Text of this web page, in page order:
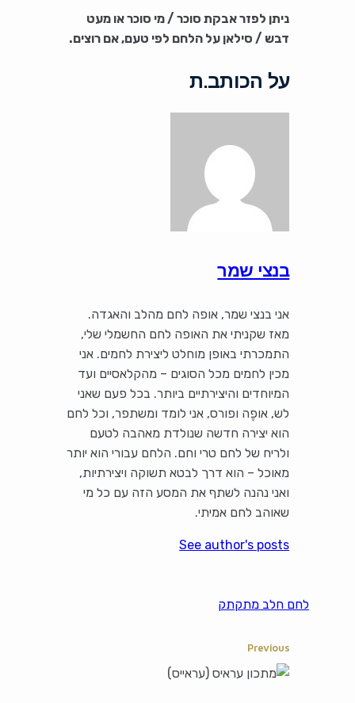
ניתן לפזר אבקת סוכר / מי סוכר או מעט
דבש / סילאן על הלחם לפי טעם, אם רוצים.
על הכותב.ת
בנצי שמר
אני בנצי שמר, אופה לחם מהלב והאגדה.
מאז שקניתי את האופה לחם החשמלי שלי,
התמכרתי באופן מוחלט ליצירת לחמים. אני
מכין לחמים מכל הסוגים – מהקלאסיים ועד
המיוחדים והיצירתיים ביותר. בכל פעם שאני
לש, אופֶה ופורס, אני לומד ומשתפר, וכל לחם
הוא יצירה חדשה שנולדת מאהבה לטעם
ולריח של לחם טרי וחם. הלחם עבורי הוא יותר
מאוכל – הוא דרך לבטא תשוקה ויצירתיות,
ואני נהנה לשתף את המסע הזה עם כל מי
שאוהב לחם אמיתי.
See author's posts
לחם חלב מתקתק
Previous